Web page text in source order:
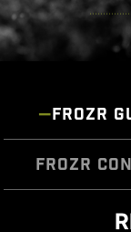
FROZR
FROZR
DIY 2.0